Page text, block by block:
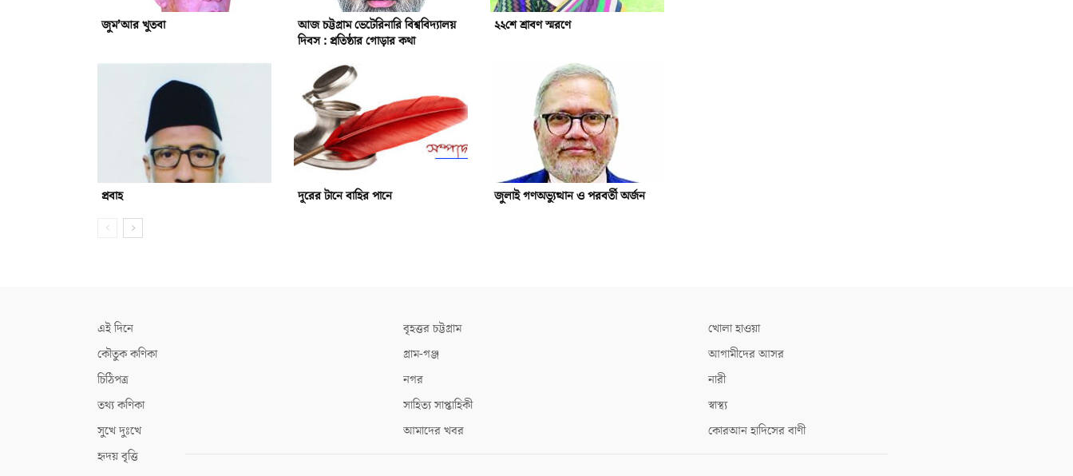
জুম’আর খুতবা
আজ চট্টগ্রাম ভেটেরিনারি বিশ্ববিদ্যালয়
দিবস : প্রতিষ্ঠার গোড়ার কথা
২২শে শ্রাবণ স্মরণে
প্রবাহ দূরের টানে বাহির পানে জুলাই গণঅভ্যুত্থান ও পরবর্তী অর্জন
এই দিনে
কৌতুক কণিকা
চিঠিপত্র
তথ্য কণিকা
সুখে দুঃখে
হৃদয় বৃত্তি
বৃহত্তর চট্টগ্রাম
গ্রাম-গঞ্জ
নগর
সাহিত্য সাপ্তাহিকী
আমাদের খবর
খোলা হাওয়া
আগামীদের আসর
নারী
স্বাস্থ্য
কোরআন হাদিসের বাণী